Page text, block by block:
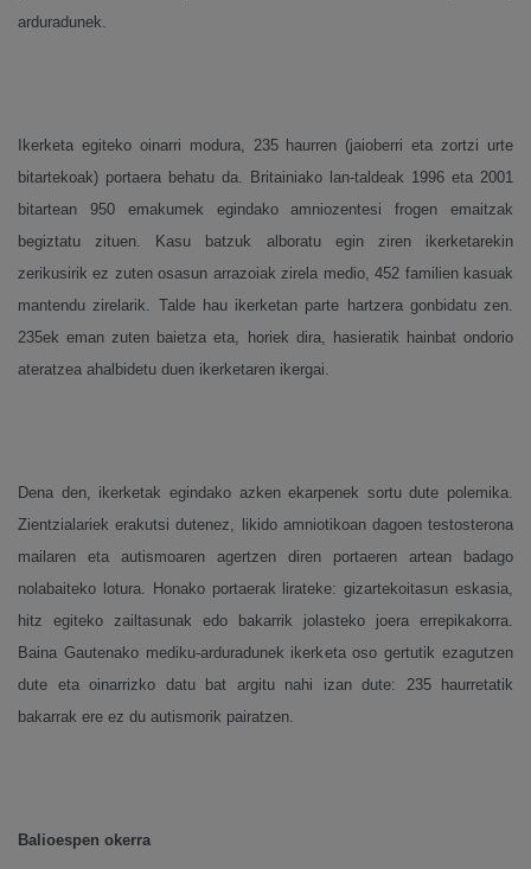
arduradunek.
Ikerketa egiteko oinarri modura, 235 haurren (jaioberri eta zortzi urte
bitartekoak) portaera behatu da. Britainiako lan-taldeak 1996 eta 2001
bitartean 950 emakumek egindako amniozentesi frogen emaitzak
begiztatu zituen. Kasu batzuk alboratu egin ziren ikerketarekin
zerikusirik ez zuten osasun arrazoiak zirela medio, 452 familien kasuak
mantendu zirelarik. Talde hau ikerketan parte hartzera gonbidatu zen.
235ek eman zuten baietza eta, horiek dira, hasieratik hainbat ondorio
ateratzea ahalbidetu duen ikerketaren ikergai.
Dena den, ikerketak egindako azken ekarpenek sortu dute polemika.
Zientzialariek erakutsi dutenez, likido amniotikoan dagoen testosterona
mailaren eta autismoaren agertzen diren portaeren artean badago
nolabaiteko lotura. Honako portaerak lirateke: gizartekoitasun eskasia,
hitz egiteko zailtasunak edo bakarrik jolasteko joera errepikakorra.
Baina Gautenako mediku-arduradunek ikerketa oso gertutik ezagutzen
dute eta oinarrizko datu bat argitu nahi izan dute: 235 haurretatik
bakarrak ere ez du autismorik pairatzen.
Balioespen okerra